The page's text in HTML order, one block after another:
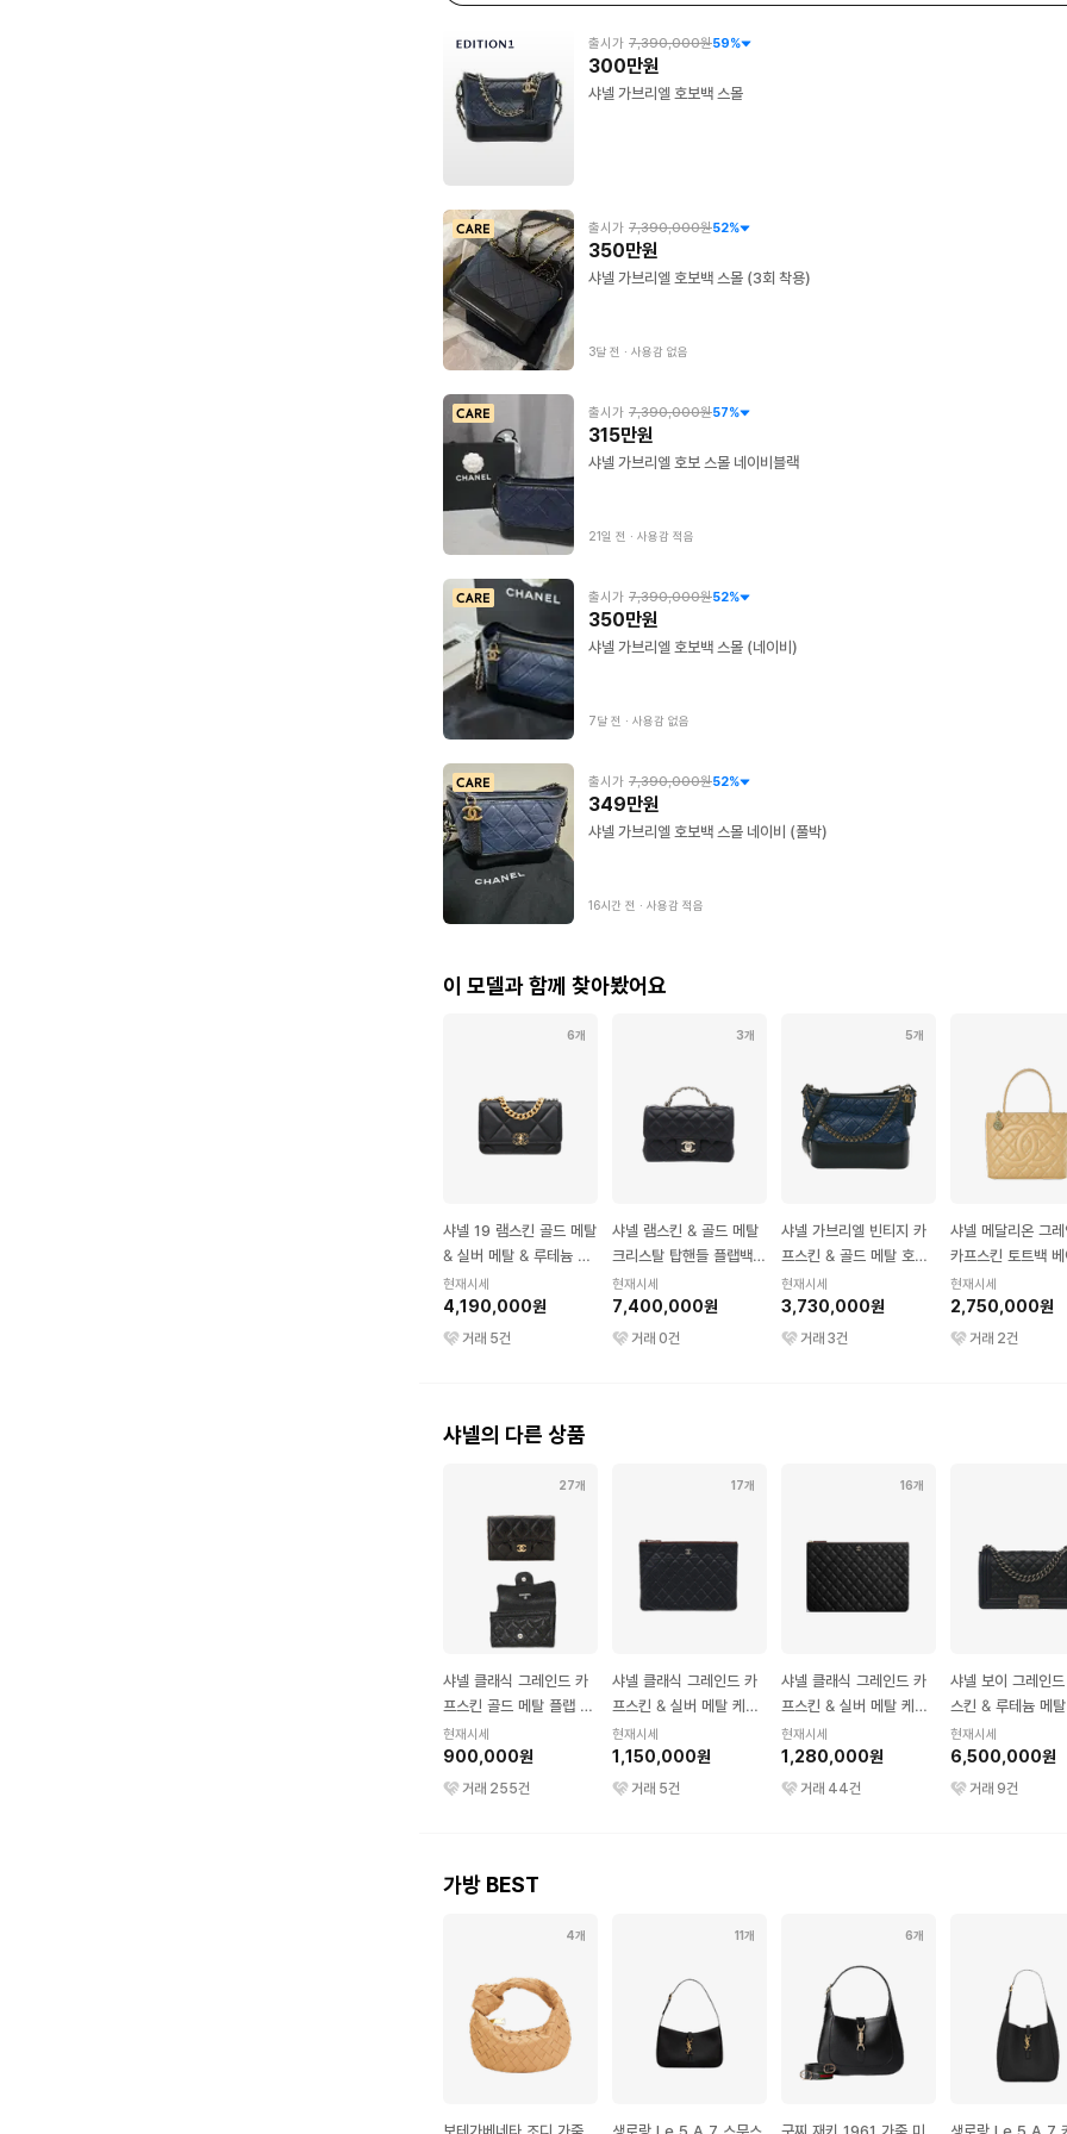
출시가 7,390,000원59%
300만원
샤넬 가브리엘 호보백 스몰
출시가 7,390,000원52%
350만원
샤넬 가브리엘 호보백 스몰 (3회 착용)
3달 전 ∙ 사용감 없음
출시가 7,390,000원57%
315만원
샤넬 가브리엘 호보 스몰 네이비블랙
21일 전 ∙ 사용감 적음
출시가 7,390,000원52%
350만원
샤넬 가브리엘 호보백 스몰 (네이비)
7달 전 ∙ 사용감 없음
출시가 7,390,000원52%
349만원
샤넬 가브리엘 호보백 스몰 네이비 (풀박)
16시간 전 ∙ 사용감 적음
이 모델과 함께 찾아봤어요
6개
샤넬 19 램스킨 골드 메탈
& 실버 메탈 & 루테늄 메
탈 WOC 브라운
현재시세
4,190,000원
거래 5건
3개
샤넬 램스킨 & 골드 메탈
크리스탈 탑핸들 플랩백
미니 블랙
현재시세
7,400,000원
거래 0건
5개
샤넬 가브리엘 빈티지 카
프스킨 & 골드 메탈 호보
백 미디엄 네이비 블랙
현재시세
3,730,000원
거래 3건
샤넬 메달리온 그레
카프스킨 토트백 베
현재시세
2,750,000원
거래 2건
샤넬의 다른 상품
27개
샤넬 클래식 그레인드 카
프스킨 골드 메탈 플랩 카
드지갑 블랙
현재시세
900,000원
거래 255건
17개
샤넬 클래식 그레인드 카
프스킨 & 실버 메탈 케이
스 뉴미듐 블랙
현재시세
1,150,000원
거래 5건
16개
샤넬 클래식 그레인드 카
프스킨 & 실버 메탈 케이
스 라지 블랙
현재시세
1,280,000원
거래 44건
샤넬 보이 그레인
스킨 & 루테늄 메
백 미디엄 블랙
현재시세
6,500,000원
거래 9건
가방 BEST
4개 11개 6개